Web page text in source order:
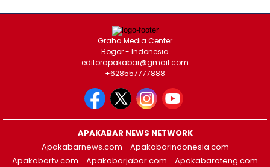
Graha Media Center
Bogor - Indonesia
editorapakabar@gmail.com
+628557777888
APAKABAR NEWS NETWORK
Apakabarnews.com
Apakabarindonesia.com
Apakabartv.com
Apakabarjabar.com
Apakabarateng.com